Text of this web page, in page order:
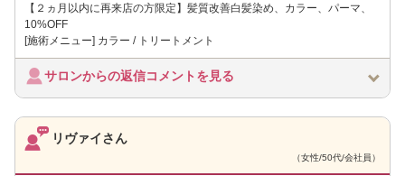
【２ヵ月以内に再来店の方限定】髪質改善白髪染め、カラー、パーマ、
10%OFF
[施術メニュー] カラー / トリートメント
サロンからの返信コメントを見る
リヴァイさん
（女性/50代/会社員）